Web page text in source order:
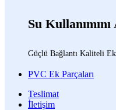
Su
Güçlü Bağlantı Kaliteli
PVC Ek Parçaları
Teslimat
İletişim